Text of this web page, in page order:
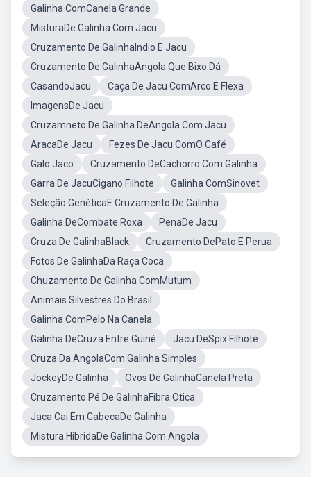
Galinha ComCanela Grande
MisturaDe Galinha Com Jacu
Cruzamento De GalinhaIndio E Jacu
Cruzamento De GalinhaAngola Que Bixo Dá
CasandoJacu
Caça De Jacu ComArco E Flexa
ImagensDe Jacu
Cruzamneto De Galinha DeAngola Com Jacu
AracaDe Jacu
Fezes De Jacu ComO Café
Galo Jaco
Cruzamento DeCachorro Com Galinha
Garra De JacuCigano Filhote
Galinha ComSinovet
Seleção GenéticaE Cruzamento De Galinha
Galinha DeCombate Roxa
PenaDe Jacu
Cruza De GalinhaBlack
Cruzamento DePato E Perua
Fotos De GalinhaDa Raça Coca
Chuzamento De Galinha ComMutum
Animais Silvestres Do Brasil
Galinha ComPelo Na Canela
Galinha DeCruza Entre Guiné
Jacu DeSpix Filhote
Cruza Da AngolaCom Galinha Simples
JockeyDe Galinha
Ovos De GalinhaCanela Preta
Cruzamento Pé De GalinhaFibra Otica
Jaca Cai Em CabecaDe Galinha
Mistura HibridaDe Galinha Com Angola